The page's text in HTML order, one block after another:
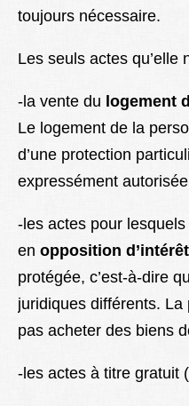
toujours nécessaire.
Les seuls actes qu’elle
-la vente du logement
Le logement de la
d’une protection
expressément
-les actes pour
en opposition d’intérêt
protégée, c’est-à-dire
juridiques différents.
pas acheter des biens
-les actes à titre gratuit